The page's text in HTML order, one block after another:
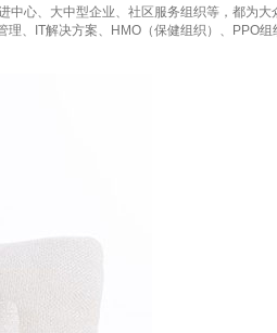
心、大中型企业、社区服务组织等，都为
、IT解决方案、HMO（保健组织）、PPO